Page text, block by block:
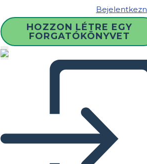
HOZZON LÉTRE EGY
FORGATÓKÖNYVET